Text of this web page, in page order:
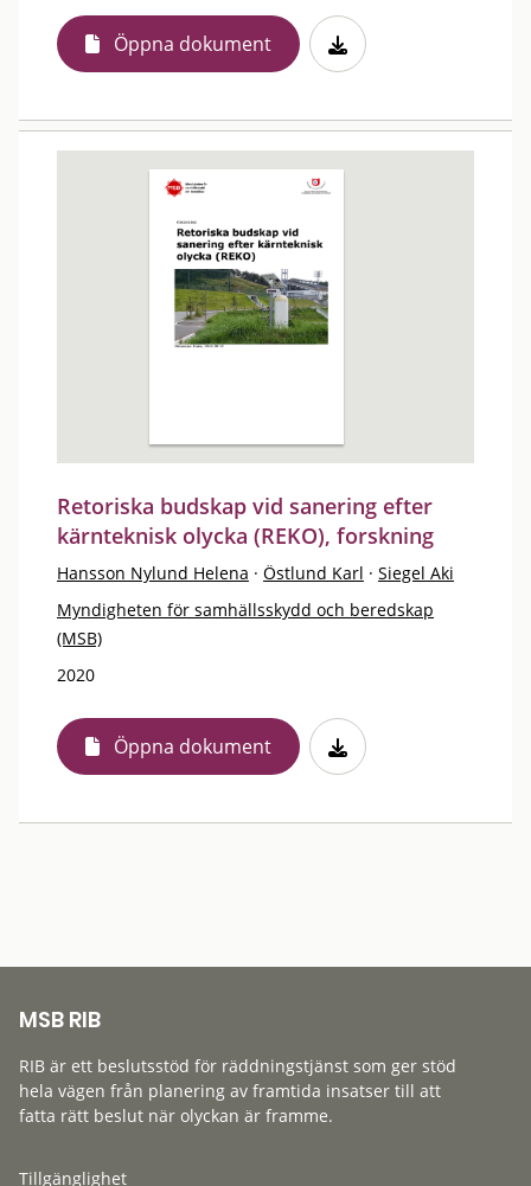
Öppna dokument
Retoriska budskap vid sanering efter
kärnteknisk olycka (REKO), forskning
Hansson Nylund Helena · Östlund Karl · Siegel Aki
Myndigheten för samhällsskydd och beredskap
(MSB)
2020
Öppna dokument
MSB RIB
RIB är ett beslutsstöd för räddningstjänst som ger stöd
hela vägen från planering av framtida insatser till att
fatta rätt beslut när olyckan är framme.
Tillgänglighet